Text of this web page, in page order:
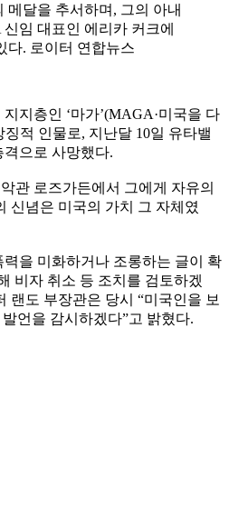
메달을 추서하며, 그의 아내
임 대표인 에리카 커크에
다. 로이터 연합뉴스
지층인 ‘마가’(MAGA·미국을 다
적 인물로, 지난달 10일 유타밸
으로 사망했다.
관 로즈가든에서 그에게 자유의
신념은 미국의 가치 그 자체였
을 미화하거나 조롱하는 글이 확
비자 취소 등 조치를 검토하겠
랜도 부장관은 당시 “미국인을 보
언을 감시하겠다”고 밝혔다.